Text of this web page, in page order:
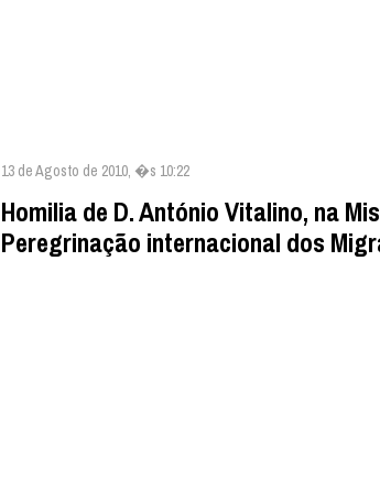
13 de Agosto de 2010, �s 10:22
Homilia de D. António Vitalino, na
Peregrinação internacional dos